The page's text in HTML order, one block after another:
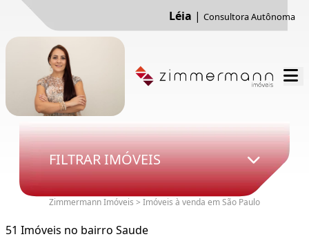
Léia | Consultora Autônoma
FILTRAR IMÓVEIS
Zimmermann Imóveis > Imóveis à venda em São Paulo
51 Imóveis no bairro Saude